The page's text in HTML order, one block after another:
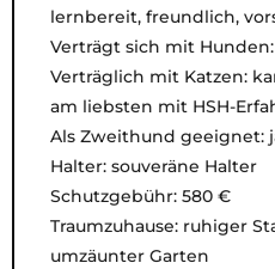
lernbereit, freundlich,
Verträgt sich mit
Verträglich mit Katzen:
am liebsten mit HSH-
Als Zweithund geeignet:
Halter: souveräne Halter
Schutzgebühr: 580 €
Traumzuhause: ruhiger
umzäunter Garten